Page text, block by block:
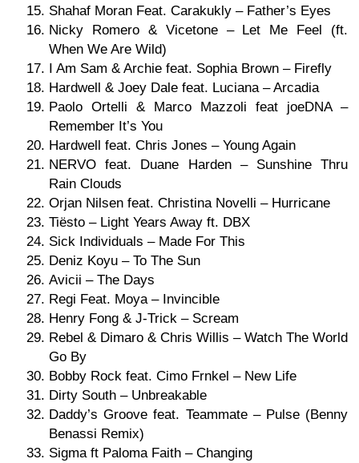
Shahaf Moran Feat. Carakukly – Father’s Eyes
Nicky Romero & Vicetone – Let Me Feel (ft.
When We Are Wild)
I Am Sam & Archie feat. Sophia Brown – Firefly
Hardwell & Joey Dale feat. Luciana – Arcadia
Paolo Ortelli & Marco Mazzoli feat joeDNA –
Remember It’s You
Hardwell feat. Chris Jones – Young Again
NERVO feat. Duane Harden – Sunshine Thru
Rain Clouds
Orjan Nilsen feat. Christina Novelli – Hurricane
Tiësto – Light Years Away ft. DBX
Sick Individuals – Made For This
Deniz Koyu – To The Sun
Avicii – The Days
Regi Feat. Moya – Invincible
Henry Fong & J-Trick – Scream
Rebel & Dimaro & Chris Willis – Watch The World
Go By
Bobby Rock feat. Cimo Frnkel – New Life
Dirty South – Unbreakable
Daddy’s Groove feat. Teammate – Pulse (Benny
Benassi Remix)
Sigma ft Paloma Faith – Changing